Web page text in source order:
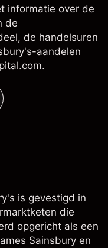
informatie over de
de
de handelsuren
aandelen
is gevestigd in
die
opgericht als een
Sainsbury en